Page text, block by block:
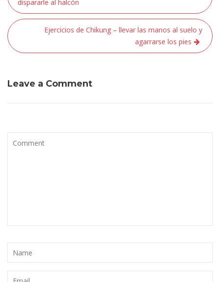
entradas
dispararle al halcón
Ejercicios de Chikung – llevar las manos al suelo y
agarrarse los pies
Leave a Comment